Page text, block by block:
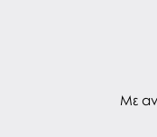
Με